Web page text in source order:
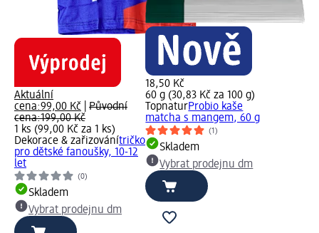
Aktuální
cena:99,00 Kč
Původní
cena:199,00 Kč
1 ks (99,00 Kč za 1 ks)
Dekorace & zařizovánítričko
pro dětské fanoušky, 10-12
let
(0)
Skladem
Vybrat prodejnu dm
18,50 Kč
60 g (30,83 Kč za 100 g)
TopnaturProbio kaše
matcha s mangem, 60 g
(1)
Skladem
Vybrat prodejnu dm